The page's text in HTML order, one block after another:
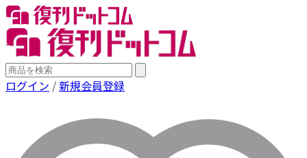
ログイン /新規会員登録